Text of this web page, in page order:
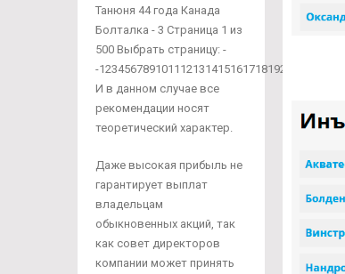
Танюня 44 года Канада
Болталка - 3 Страница 1 из
500 Выбрать страницу: -
-
И в данном случае все
рекомендации носят
теоретический характер.
Даже высокая прибыль не
гарантирует выплат
владельцам
обыкновенных акций, так
как совет директоров
компании может принять